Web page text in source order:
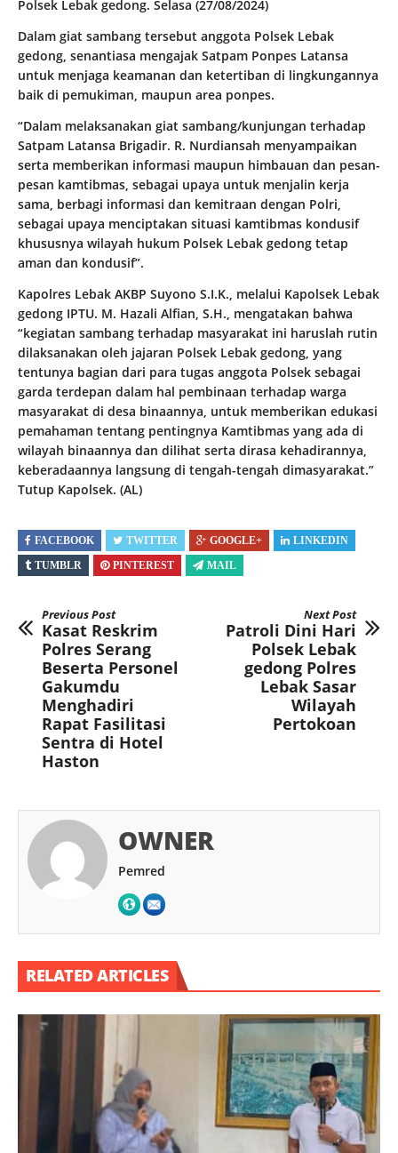
Polsek Lebak gedong. Selasa (27/08/2024)
Dalam giat sambang tersebut anggota Polsek Lebak
gedong, senantiasa mengajak Satpam Ponpes Latansa
untuk menjaga keamanan dan ketertiban di lingkungannya
baik di pemukiman, maupun area ponpes.
“Dalam melaksanakan giat sambang/kunjungan terhadap
Satpam Latansa Brigadir. R. Nurdiansah menyampaikan
serta memberikan informasi maupun himbauan dan pesan-
pesan kamtibmas, sebagai upaya untuk menjalin kerja
sama, berbagi informasi dan kemitraan dengan Polri,
sebagai upaya menciptakan situasi kamtibmas kondusif
khususnya wilayah hukum Polsek Lebak gedong tetap
aman dan kondusif”.
Kapolres Lebak AKBP Suyono S.I.K., melalui Kapolsek Lebak
gedong IPTU. M. Hazali Alfian, S.H., mengatakan bahwa
“kegiatan sambang terhadap masyarakat ini haruslah rutin
dilaksanakan oleh jajaran Polsek Lebak gedong, yang
tentunya bagian dari para tugas anggota Polsek sebagai
garda terdepan dalam hal pembinaan terhadap warga
masyarakat di desa binaannya, untuk memberikan edukasi
pemahaman tentang pentingnya Kamtibmas yang ada di
wilayah binaannya dan dilihat serta dirasa kehadirannya,
keberadaannya langsung di tengah-tengah dimasyarakat.”
Tutup Kapolsek. (AL)
FACEBOOK TWITTER GOOGLE+
LINKEDIN
TUMBLR
PINTEREST MAIL
Previous Post
Kasat Reskrim
Polres Serang
Beserta Personel
Gakumdu
Menghadiri
Rapat Fasilitasi
Sentra di Hotel
Haston
Next Post
Patroli Dini Hari
Polsek Lebak
gedong Polres
Lebak Sasar
Wilayah
Pertokoan
OWNER
Pemred
RELATED ARTICLES